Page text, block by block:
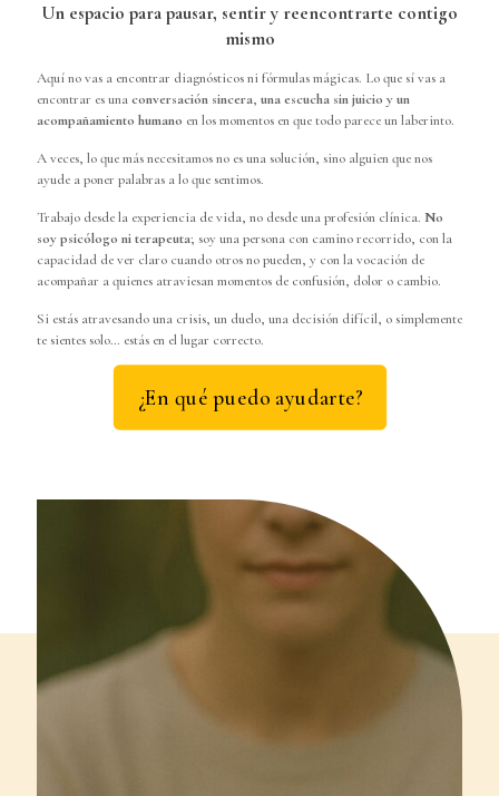
Un espacio para pausar, sentir y reencontrarte contigo
mismo
Aquí no vas a encontrar diagnósticos ni fórmulas mágicas. Lo que sí vas a
encontrar es unaconversación sincera, una escucha sin juicio y un
acompañamiento humano en los momentos en que todo parece un laberinto.
A veces, lo que más necesitamos no es una solución, sino alguien que nos
ayude a poner palabras a lo que sentimos.
Trabajo desde la experiencia de vida, no desde una profesión clínica. No
soy psicólogo ni terapeuta; soy una persona con camino recorrido, con la
capacidad de ver claro cuando otros no pueden, y con la vocación de
acompañar a quienes atraviesan momentos de confusión, dolor o cambio.
Si estás atravesando una crisis, un duelo, una decisión difícil, o simplemente
te sientes solo… estás en el lugar correcto.
¿En qué puedo ayudarte?